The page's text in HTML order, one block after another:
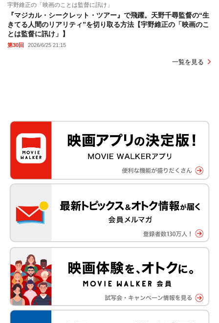
宇野維正の「映画のことは監督に訊け」
『マジカル・シークレット・ツアー』で飛躍。天野千尋監督の“生
きてる人間のリアリティ”を切り取る方法【宇野維正の「映画のこ
とは監督に訊け」】
第30回 2026/6/25 21:15
一覧を見る